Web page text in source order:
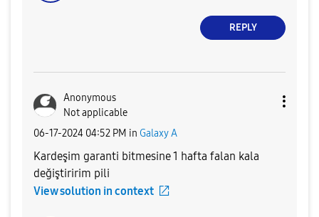
REPLY
Anonymous
Not applicable
‎06-17-2024 04:52 PM in Galaxy A
Kardeşim garanti bitmesine 1 hafta falan kala
değiştiririm pili
View solution in context